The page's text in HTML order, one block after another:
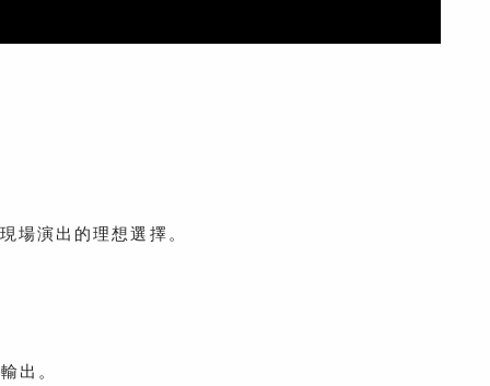
場演出的理想選擇。
出。